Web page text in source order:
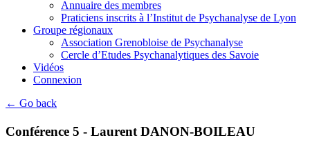
Annuaire des membres
Praticiens inscrits à l’Institut de Psychanalyse de Lyon
Groupe régionaux
Association Grenobloise de Psychanalyse
Cercle d’Etudes Psychanalytiques des Savoie
Vidéos
Connexion
← Go back
Conférence 5 - Laurent DANON-BOILEAU